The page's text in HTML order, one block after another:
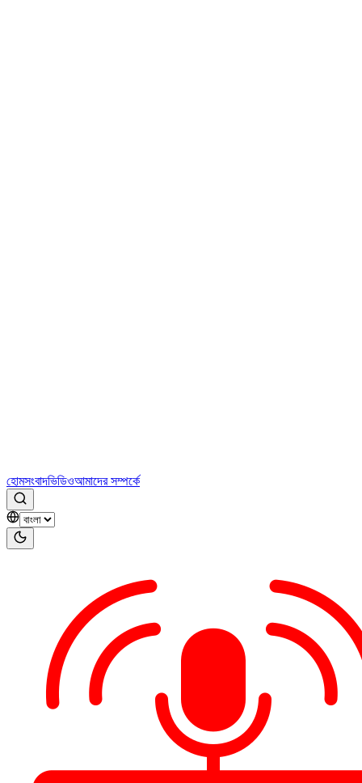
হোমসংবাদভিডিওআমাদের সম্পর্কে